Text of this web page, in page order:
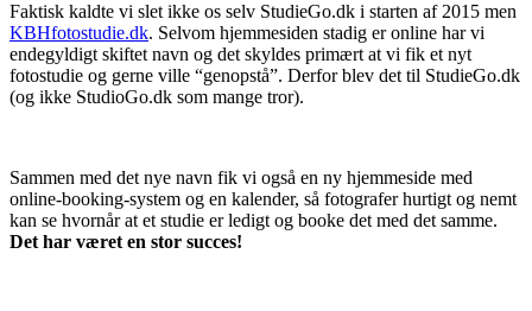
Faktisk kaldte vi slet ikke os selv StudieGo.dk i starten af 2015 men
KBHfotostudie.dk. Selvom hjemmesiden stadig er online har vi
endegyldigt skiftet navn og det skyldes primært at vi fik et nyt
fotostudie og gerne ville “genopstå”. Derfor blev det til StudieGo.dk
(og ikke StudioGo.dk som mange tror).
Sammen med det nye navn fik vi også en ny hjemmeside med
online-booking-system og en kalender, så fotografer hurtigt og nemt
kan se hvornår at et studie er ledigt og booke det med det samme.
Det har været en stor succes!